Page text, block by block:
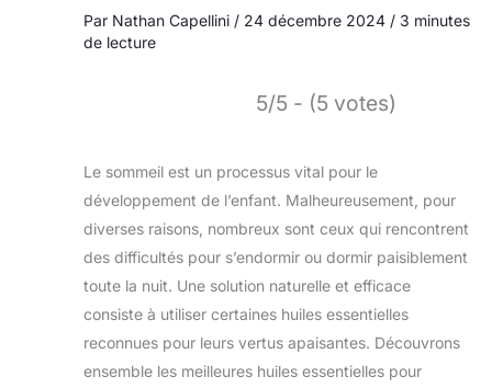
Par Nathan Capellini / 24 décembre 2024 / 3 minutes
de lecture
5/5 - (5 votes)
Le sommeil est un processus vital pour le
développement de l’enfant. Malheureusement, pour
diverses raisons, nombreux sont ceux qui rencontrent
des difficultés pour s’endormir ou dormir paisiblement
toute la nuit. Une solution naturelle et efficace
consiste à utiliser certaines huiles essentielles
reconnues pour leurs vertus apaisantes. Découvrons
ensemble les meilleures huiles essentielles pour